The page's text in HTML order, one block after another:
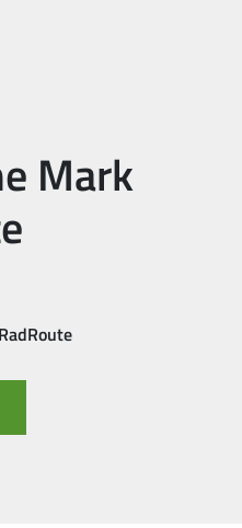
Mark